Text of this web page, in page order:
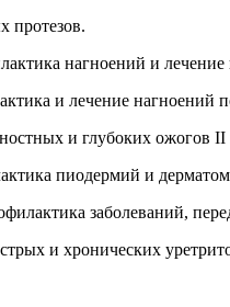
протезов.
нагноений и
и лечение нагноений
и глубоких ожогов
пиодермий и
заболеваний,
и хронических